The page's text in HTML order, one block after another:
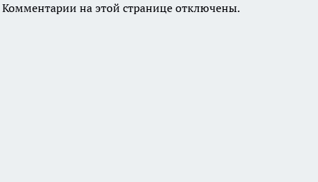
Комментарии на этой странице отключены.